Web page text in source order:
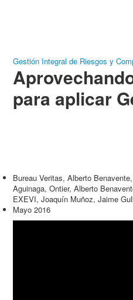
Gestión Integral de Riesgos y
para aplicar
Bureau Veritas, Alberto
Aguinaga, Ontier, Alberto
EXEVI, Joaquín Muñoz, Jaime
Mayo 2016